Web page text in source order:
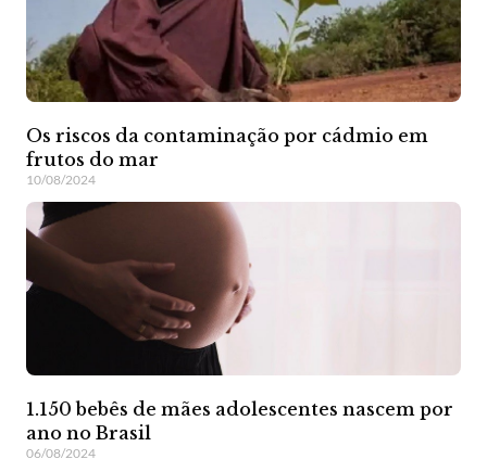
Os riscos da contaminação por cádmio em
frutos do mar
10/08/2024
1.150 bebês de mães adolescentes nascem por
ano no Brasil
06/08/2024